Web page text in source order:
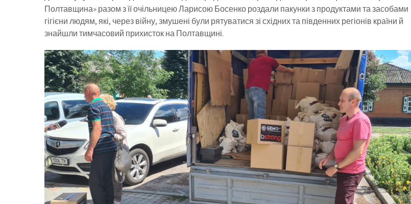
Полтавщина» разом з її очільницею Ларисою Босенко роздали пакунки з продуктами та засобами
гігієни людям, які, через війну, змушені були рятуватися зі східних та південних регіонів країни й
знайшли тимчасовий прихисток на Полтавщині.